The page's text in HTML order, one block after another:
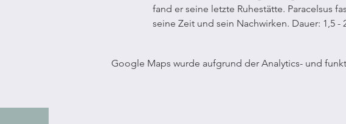
fand er seine letzte Ruhestätte. Paracelsus
seine Zeit und sein Nachwirken. Dauer: 1,5 -
Google Maps wurde aufgrund der Analytics- und